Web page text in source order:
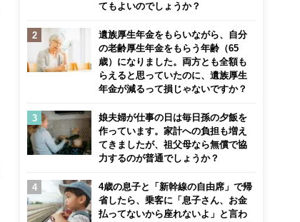
てもよいのでしょうか？
遺族厚生年金をもらいながら、自分
の老齢厚生年金をもらう年齢（65
歳）になりました。両方とも全額も
らえると思っていたのに、遺族厚生
年金が減るって損じゃないですか？
娘夫婦が仕事の日は毎日孫の夕飯を
作っています。家計への負担も増え
てきましたが、祖父母なら無償で協
力するのが普通でしょうか？
4歳の息子と「新幹線の自由席」で帰
省したら、乗客に「息子さん、お金
払ってないから座れないよ」と言わ